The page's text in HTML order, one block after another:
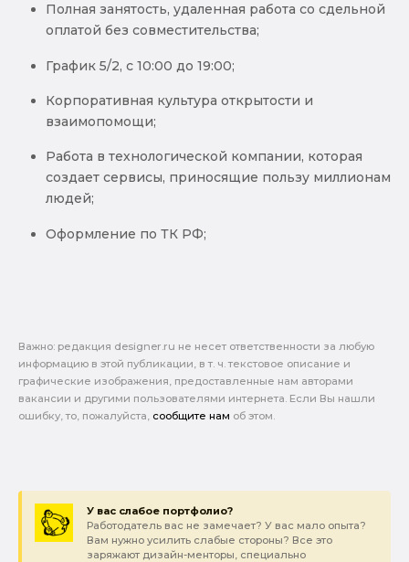
Полная занятость, удаленная работа со сдельной
оплатой без совместительства;
График 5/2, с 10:00 до 19:00;
Корпоративная культура открытости и
взаимопомощи;
Работа в технологической компании, которая
создает сервисы, приносящие пользу миллионам
людей;
Оформление по ТК РФ;
Важно: pедакция designer.ru не несет ответственности за любую
информацию в этой публикации, в т. ч. текстовое описание и
графические изображения, предоставленные нам авторами
вакансии и другими пользователями интернета. Если Вы нашли
ошибку, то, пожалуйста, сообщите нам об этом.
У вас слабое портфолио?
Работодатель вас не замечает? У вас мало опыта?
Вам нужно усилить слабые стороны? Все это
заряжают дизайн-менторы, специально